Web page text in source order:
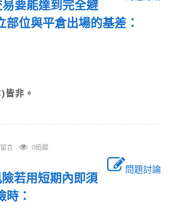
要能達到完全避
部位與平倉出場的基差：
非。
言 0追蹤
問題討論
若用短期內即須
時：